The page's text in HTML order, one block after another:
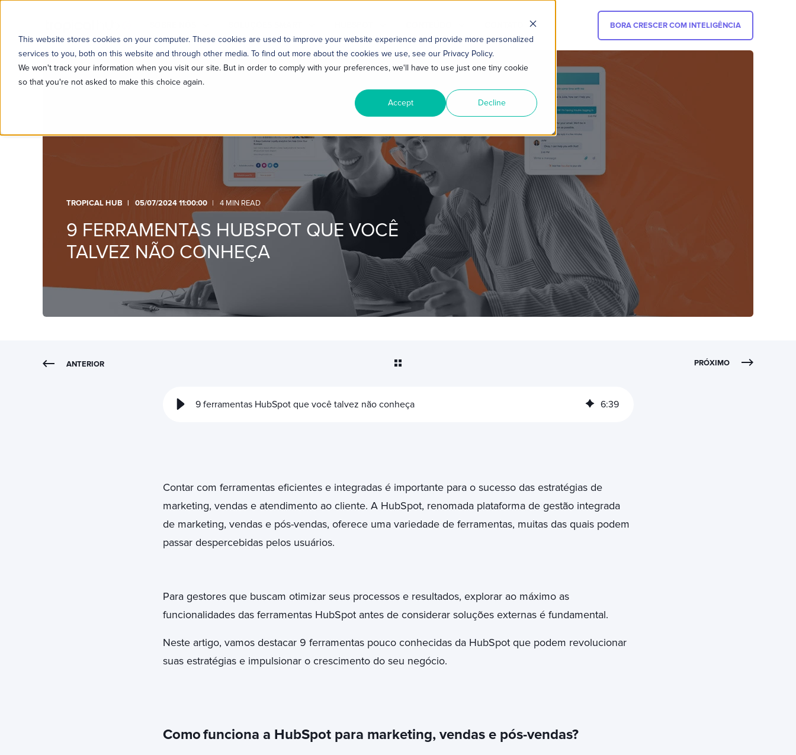
This website stores cookies on your computer. These cookies are used to improve your website experience and provide more personalized
services to you, both on this website and through other media. To find out more about the cookies we use, see our Privacy Policy.
We won't track your information when you visit our site. But in order to comply with your preferences, we'll have to use just one tiny cookie
so that you're not asked to make this choice again.
Accept Decline
BORA CRESCER COM INTELIGÊNCIA
TROPICAL HUB 05/07/2024 11:00:00 4 MIN READ
9 FERRAMENTAS HUBSPOT QUE VOCÊ
TALVEZ NÃO CONHEÇA
ANTERIOR PRÓXIMO
9 ferramentas HubSpot que você talvez não conheça 6:39
Contar com ferramentas eficientes e integradas é importante para o sucesso das estratégias de
marketing, vendas e atendimento ao cliente. A HubSpot, renomada plataforma de gestão integrada
de marketing, vendas e pós-vendas, oferece uma variedade de ferramentas, muitas das quais podem
passar despercebidas pelos usuários.
Para gestores que buscam otimizar seus processos e resultados, explorar ao máximo as
funcionalidades das ferramentas HubSpot antes de considerar soluções externas é fundamental.
Neste artigo, vamos destacar 9 ferramentas pouco conhecidas da HubSpot que podem revolucionar
suas estratégias e impulsionar o crescimento do seu negócio.
Comofunciona a HubSpot para marketing, vendas e pós-vendas?